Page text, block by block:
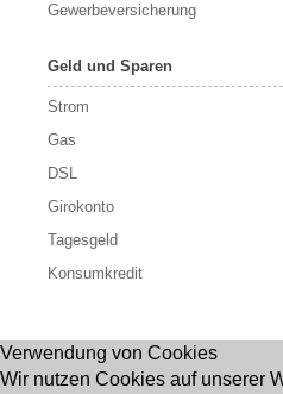
Gewerbeversicherung
Geld und Sparen
Strom
Gas
DSL
Girokonto
Tagesgeld
Konsumkredit
Verwendung von Cookies
Wir nutzen Cookies auf unserer